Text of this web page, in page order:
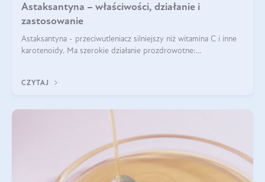
Astaksantyna – właściwości, działanie i
zastosowanie
Astaksantyna - przeciwutleniacz silniejszy niż witamina C i inne
karotenoidy. Ma szerokie działanie prozdrowotne:
CZYTAJ